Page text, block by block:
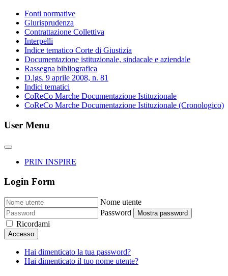
Fonti normative
Giurisprudenza
Contrattazione Collettiva
Interpelli
Indice tematico Corte di Giustizia
Documentazione istituzionale, sindacale e aziendale
Rassegna bibliografica
D.lgs. 9 aprile 2008, n. 81
Indici tematici
CoReCo Marche Documentazione Istituzionale
CoReCo Marche Documentazione Istituzionale (Cronologico)
User Menu
PRIN INSPIRE
Login Form
Nome utente
Password
Mostra password
Ricordami
Accesso
Hai dimenticato la tua password?
Hai dimenticato il tuo nome utente?